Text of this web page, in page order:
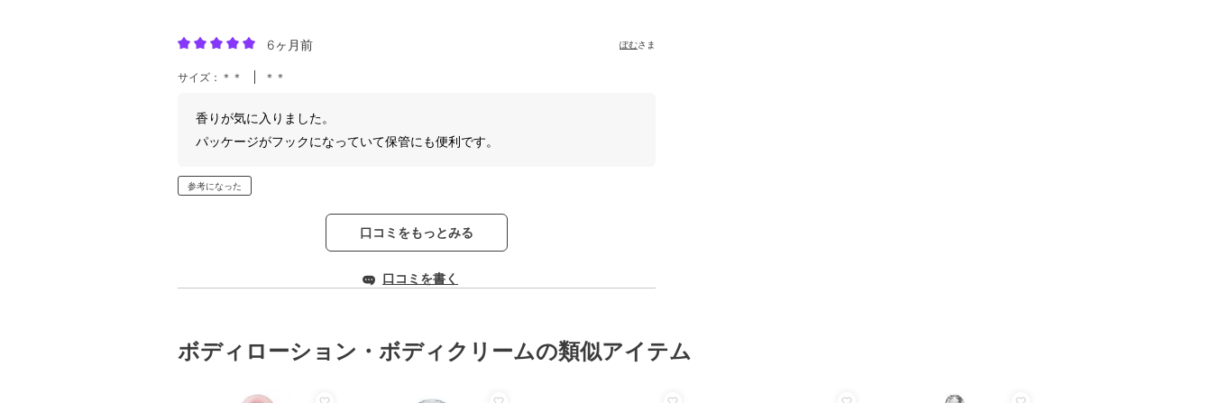
6ヶ月前 ぽむさま
サイズ：＊＊ ＊＊
香りが気に入りました。
パッケージがフックになっていて保管にも便利です。
参考になった
口コミをもっとみる
口コミを書く
ボディローション・ボディクリームの類似アイテム